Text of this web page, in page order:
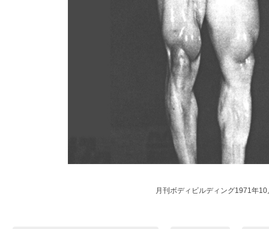
月刊ボディビルディング1971年10